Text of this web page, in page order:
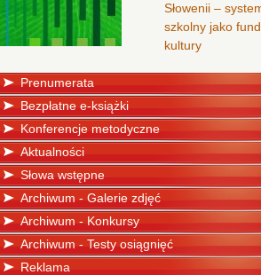
Słowenii –
szkolny jako
kultury
Prenumerata
Bezpłatne e-książki
Konferencje metodyczne
Aktualności
Słowa wstępne
Archiwum - Galerie zdjęć
Archiwum - Konkursy
Archiwum - Testy osiągnięć
Reklama